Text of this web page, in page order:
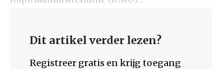
Dit artikel verder lezen?
Registreer gratis en krijg toegang